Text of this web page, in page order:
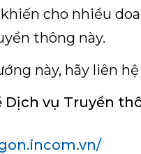
cho nhiều
thông này.
này, hãy liên
Dịch vụ Truyền